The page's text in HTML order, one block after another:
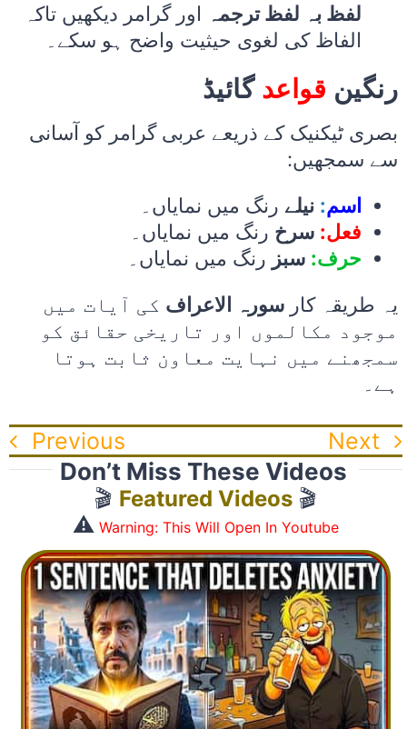
لفظ بہ لفظ ترجمہ اور گرامر دیکھیں تاکہ
الفاظ کی لغوی حیثیت واضح ہو سکے۔
رنگین قواعد گائیڈ
بصری ٹیکنیک کے ذریعے عربی گرامر کو آسانی
سے سمجھیں:
اسم: نیلے رنگ میں نمایاں۔
فعل: سرخ رنگ میں نمایاں۔
حرف: سبز رنگ میں نمایاں۔
یہ طریقہ کار سورہ الاعراف کی آیات میں
موجود مکالموں اور تاریخی حقائق کو
سمجھنے میں نہایت معاون ثابت ہوتا
ہے۔
Previous Next
Don’t Miss These Videos
🎬 Featured Videos 🎬
⚠️ Warning: This Will Open In Youtube